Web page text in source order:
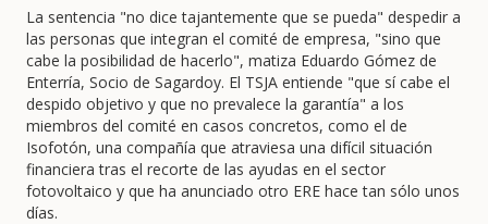
La sentencia "no dice tajantemente que se pueda" despedir a
las personas que integran el comité de empresa, "sino que
cabe la posibilidad de hacerlo", matiza Eduardo Gómez de
Enterría, Socio de Sagardoy. El TSJA entiende "que sí cabe el
despido objetivo y que no prevalece la garantía" a los
miembros del comité en casos concretos, como el de
Isofotón, una compañía que atraviesa una difícil situación
financiera tras el recorte de las ayudas en el sector
fotovoltaico y que ha anunciado otro ERE hace tan sólo unos
días.